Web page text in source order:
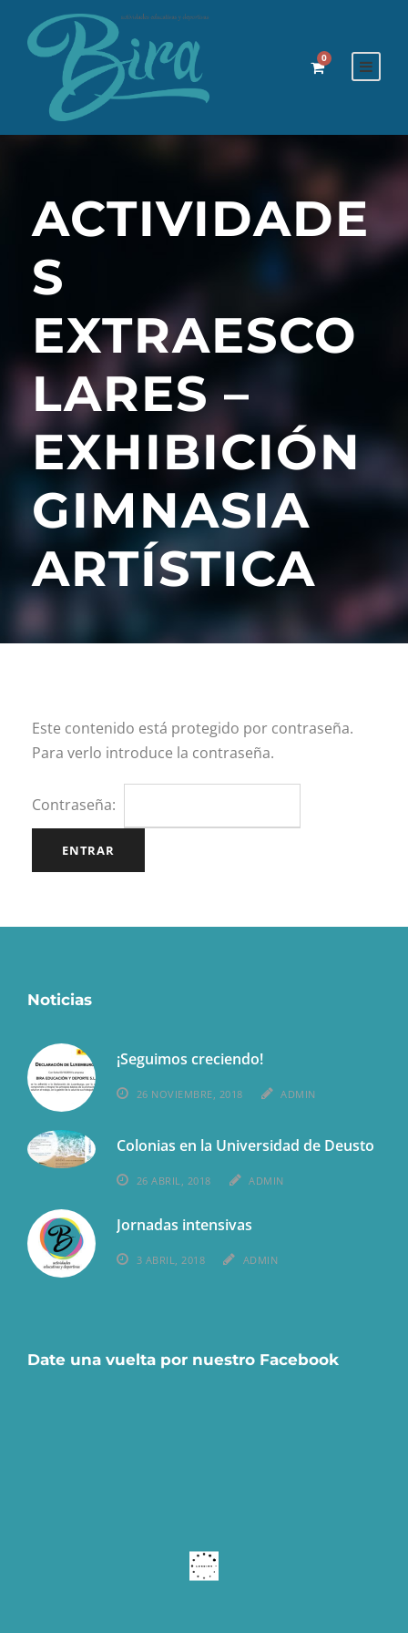
0
ACTIVIDADE
S
EXTRAESCO
LARES –
EXHIBICIÓN
GIMNASIA
ARTÍSTICA
Este contenido está protegido por contraseña.
Para verlo introduce la contraseña.
Contraseña:
Noticias
¡Seguimos creciendo!
26 NOVIEMBRE, 2018 ADMIN
Colonias en la Universidad de Deusto
26 ABRIL, 2018 ADMIN
Jornadas intensivas
3 ABRIL, 2018 ADMIN
Date una vuelta por nuestro Facebook